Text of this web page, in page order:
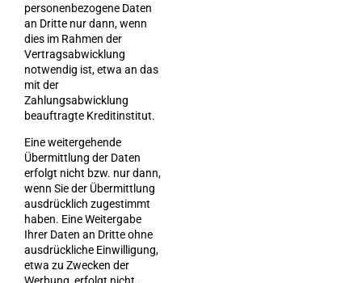
personenbezogene Daten
an Dritte nur dann, wenn
dies im Rahmen der
Vertragsabwicklung
notwendig ist, etwa an das
mit der
Zahlungsabwicklung
beauftragte Kreditinstitut.
Eine weitergehende
Übermittlung der Daten
erfolgt nicht bzw. nur dann,
wenn Sie der Übermittlung
ausdrücklich zugestimmt
haben. Eine Weitergabe
Ihrer Daten an Dritte ohne
ausdrückliche Einwilligung,
etwa zu Zwecken der